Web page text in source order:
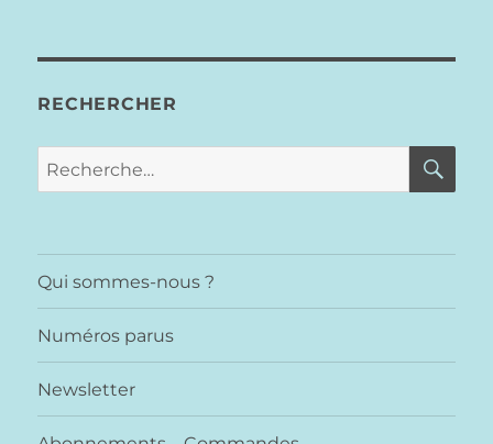
RECHERCHER
Recherche
pour :
Qui sommes-nous ?
Numéros parus
Newsletter